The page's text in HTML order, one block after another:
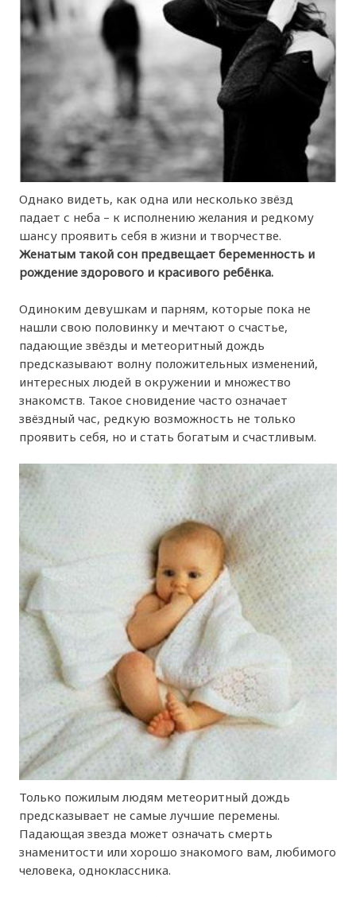
Однако видеть, как одна или несколько звёзд
падает с неба – к исполнению желания и редкому
шансу проявить себя в жизни и творчестве.
Женатым такой сон предвещает беременность и
рождение здорового и красивого ребёнка.
Одиноким девушкам и парням, которые пока не
нашли свою половинку и мечтают о счастье,
падающие звёзды и метеоритный дождь
предсказывают волну положительных изменений,
интересных людей в окружении и множество
знакомств. Такое сновидение часто означает
звёздный час, редкую возможность не только
проявить себя, но и стать богатым и счастливым.
Только пожилым людям метеоритный дождь
предсказывает не самые лучшие перемены.
Падающая звезда может означать смерть
знаменитости или хорошо знакомого вам, любимого
человека, одноклассника.